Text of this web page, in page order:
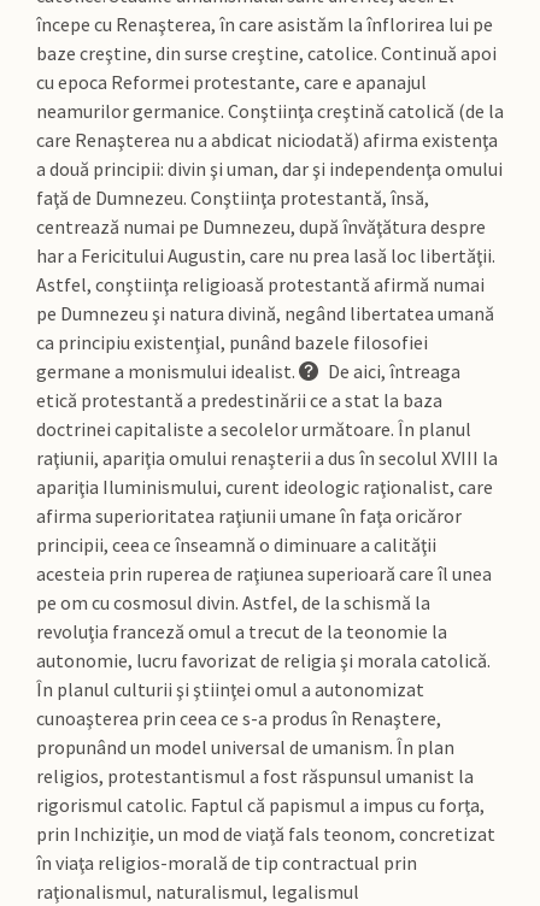
începe cu Renaşterea, în care asistăm la înflorirea lui pe
baze creştine, din surse creştine, catolice. Continuă apoi
cu epoca Reformei protestante, care e apanajul
neamurilor germanice. Conştiinţa creştină catolică (de la
care Renaşterea nu a abdicat niciodată) afirma existenţa
a două principii: divin şi uman, dar şi independenţa omului
faţă de Dumnezeu. Conştiinţa protestantă, însă,
centrează numai pe Dumnezeu, după învăţătura despre
har a Fericitului Augustin, care nu prea lasă loc libertăţii.
Astfel, conştiinţa religioasă protestantă afirmă numai
pe Dumnezeu şi natura divină, negând libertatea umană
ca principiu existenţial, punând bazele filosofiei
germane a monismului idealist.
De aici, întreaga
etică protestantă a predestinării ce a stat la baza
doctrinei capitaliste a secolelor următoare. În planul
raţiunii, apariţia omului renaşterii a dus în secolul XVIII la
apariţia Iluminismului, curent ideologic raţionalist, care
afirma superioritatea raţiunii umane în faţa oricăror
principii, ceea ce înseamnă o diminuare a calităţii
acesteia prin ruperea de raţiunea superioară care îl unea
pe om cu cosmosul divin. Astfel, de la schismă la
revoluţia franceză omul a trecut de la teonomie la
autonomie, lucru favorizat de religia şi morala catolică.
În planul culturii şi ştiinţei omul a autonomizat
cunoaşterea prin ceea ce s-a produs în Renaştere,
propunând un model universal de umanism. În plan
religios, protestantismul a fost răspunsul umanist la
rigorismul catolic. Faptul că papismul a impus cu forţa,
prin Inchiziţie, un mod de viaţă fals teonom, concretizat
în viaţa religios-morală de tip contractual prin
raţionalismul, naturalismul, legalismul